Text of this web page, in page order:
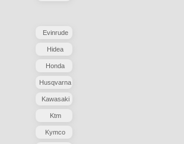
Evinrude
Hidea
Honda
Husqvarna
Kawasaki
Ktm
Kymco